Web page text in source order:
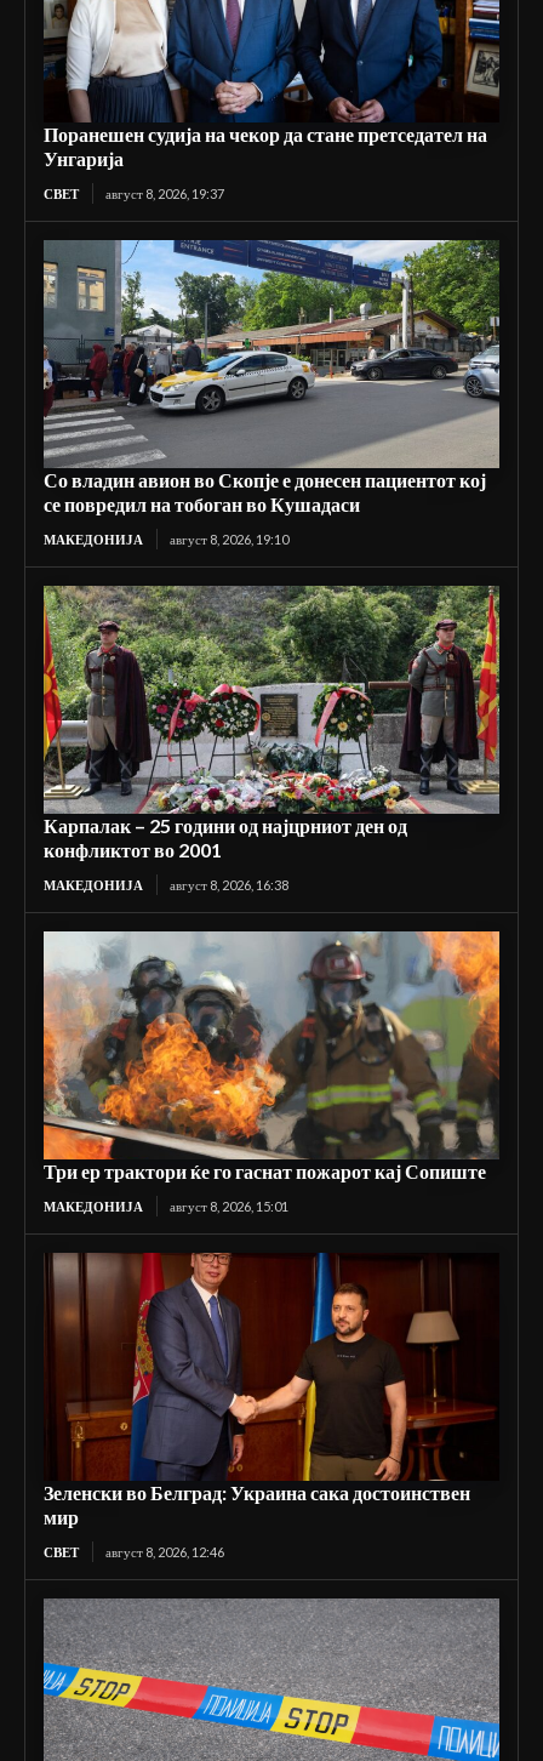
Поранешен судија на чекор да стане претседател на
Унгарија
СВЕТ август 8, 2026, 19:37
Со владин авион во Скопје е донесен пациентот кој
се повредил на тобоган во Кушадаси
МАКЕДОНИЈА август 8, 2026, 19:10
Карпалак – 25 години од најцрниот ден од
конфликтот во 2001
МАКЕДОНИЈА август 8, 2026, 16:38
Три ер трактори ќе го гаснат пожарот кај Сопиште
МАКЕДОНИЈА август 8, 2026, 15:01
Зеленски во Белград: Украина сака достоинствен
мир
СВЕТ август 8, 2026, 12:46